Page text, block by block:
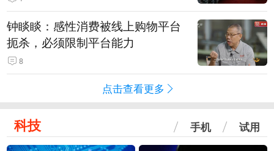
钟睒睒：感性消费被线上购物平台
扼杀，必须限制平台能力
8
点击查看更多
科技 手机 试用